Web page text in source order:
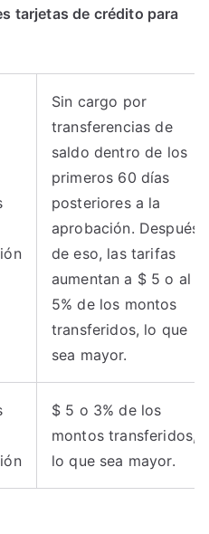
tarjetas de crédito para
Sin cargo por
transferencias de
saldo dentro de los
primeros 60 días
posteriores a la
aprobación. Después
de eso, las tarifas
aumentan a $ 5 o al
5% de los montos
transferidos, lo que
sea mayor.
$ 5 o 3% de los
montos transferidos,
lo que sea mayor.